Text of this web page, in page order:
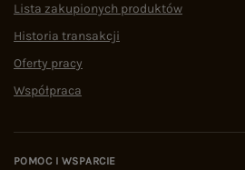
Lista zakupionych produktów
Historia transakcji
Oferty pracy
Współpraca
POMOC I WSPARCIE